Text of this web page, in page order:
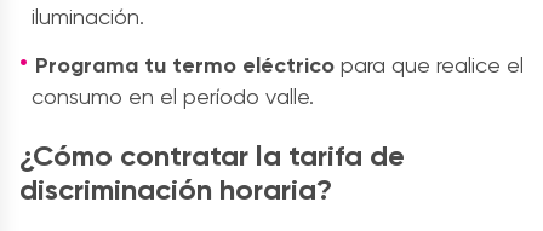
iluminación.
Programa tu termo eléctrico para que realice el
consumo en el período valle.
¿Cómo contratar la tarifa de
discriminación horaria?